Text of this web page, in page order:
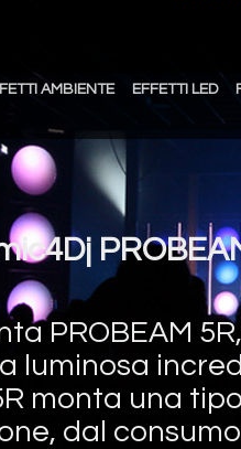
AMBIENTE EFFETTI LED
PROBEAM
luminosa
monta una
dal